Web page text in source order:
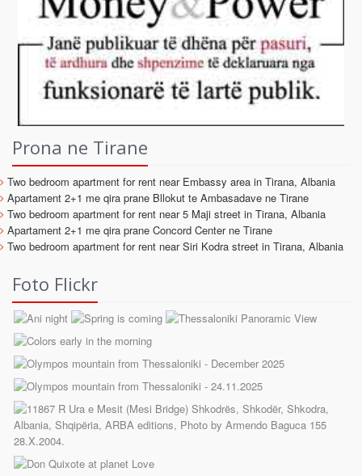
Prona ne Tirane
Two bedroom apartment for rent near Embassy area in Tirana, Albania
Apartament 2+1 me qira prane Bllokut te Ambasadave ne Tirane
Two bedroom apartment for rent near 5 Maji street in Tirana, Albania
Apartament 2+1 me qira prane Concord Center ne Tirane
Two bedroom apartment for rent near Siri Kodra street in Tirana, Albania
Foto Flickr